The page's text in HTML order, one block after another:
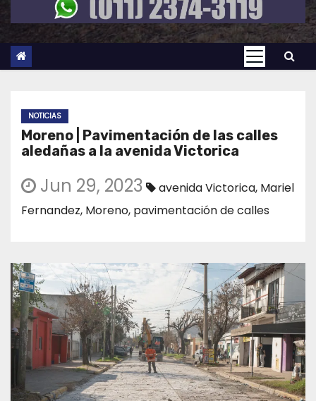
NOTICIAS
Moreno | Pavimentación de las calles
aledañas a la avenida Victorica
Jun 29, 2023 avenida Victorica, Mariel
Fernandez, Moreno, pavimentación de calles